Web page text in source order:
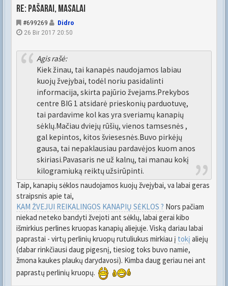
Re: Pašarai, masalai
#699269
Didro
26 Bir 2017 20:50
Agis rašė:
Kiek žinau, tai kanapės naudojamos labiau
kuojų žvejybai, todėl noriu pasidalinti
informacija, skirta pajūrio žvejams.Prekybos
centre BIG 1 atsidarė prieskonių parduotuvę,
tai pardavime kol kas yra sveriamų kanapių
sėklų.Mačiau dviejų rūšių, vienos tamsesnės ,
gal kepintos, kitos šviesesnės.Buvo pirkėjų
gausa, tai nepaklausiau pardavėjos kuom anos
skiriasi.Pavasaris ne už kalnų, tai manau kokį
kilogramiuką reiktų užsirūpinti.
Taip, kanapių sėklos naudojamos kuojų žvejybai, va labai geras
straipsnis apie tai,
KAM ŽVEJUI REIKALINGOS KANAPIŲ SĖKLOS ? Nors pačiam
niekad neteko bandyti žvejoti ant sėklų, labai gerai kibo
išmirkius perlines kruopas kanapių aliejuje. Viską dariau labai
paprastai - virtų perlinių kruopų rutuliukus mirkiau į tokį aliejų
(dabar rinkčiausi daug pigesnį, tiesiog toks buvo namie,
žmona kaukes plaukų darydavosi). Kimba daug geriau nei ant
paprastų perlinių kruopų.